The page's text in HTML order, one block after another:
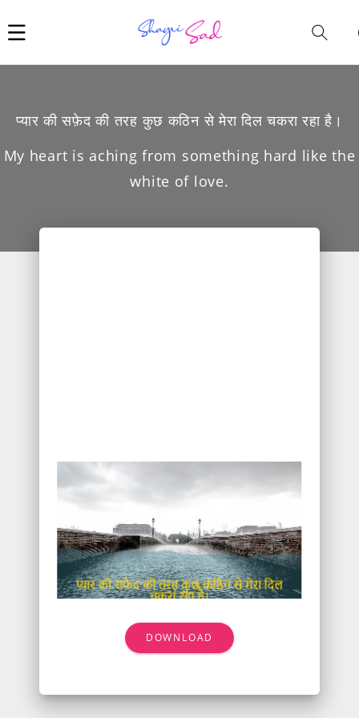
प्यार की सफ़ेद की तरह कुछ कठिन से मेरा दिल चकरा रहा है।
My heart is aching from something hard like the
white of love.
DOWNLOAD